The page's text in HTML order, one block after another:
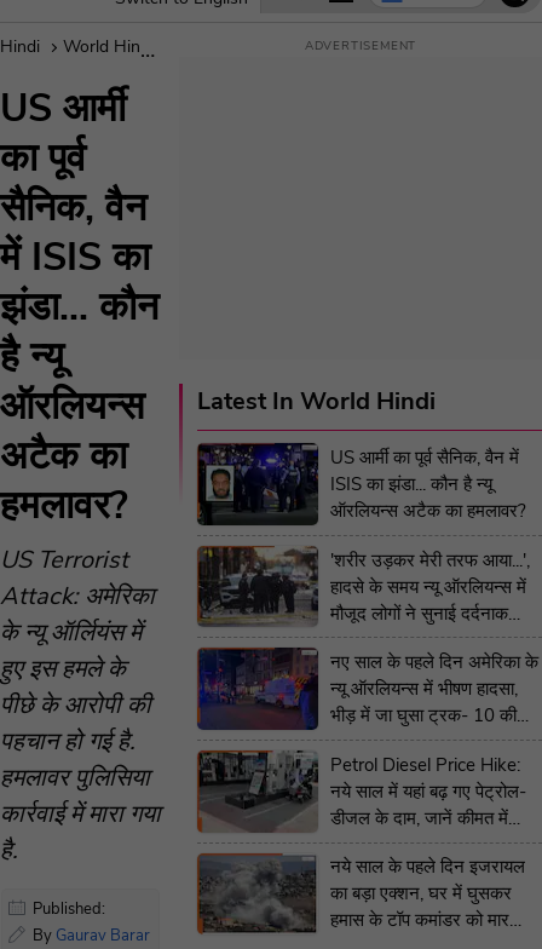
Hindi World Hindi New Orleans Attacker Shamsud Din Jabbar
US आर्मी
का पूर्व
सैनिक, वैन
में ISIS का
झंडा... कौन
है न्यू
ऑरलियन्स
अटैक का
हमलावर?
US Terrorist
Attack: अमेरिका
के न्यू ऑर्लियंस में
हुए इस हमले के
पीछे के आरोपी की
पहचान हो गई है.
हमलावर पुलिसिया
कार्रवाई में मारा गया
है.
Published:
January 2, 2025
By Gaurav Barar
Latest In World Hindi
US आर्मी का पूर्व सैनिक, वैन में
ISIS का झंडा... कौन है न्यू
ऑरलियन्स अटैक का हमलावर?
'शरीर उड़कर मेरी तरफ आया...',
हादसे के समय न्यू ऑरलियन्स में
मौजूद लोगों ने सुनाई दर्दनाक
कहानी
नए साल के पहले दिन अमेरिका के
न्यू ऑरलियन्स में भीषण हादसा,
भीड़ में जा घुसा ट्रक- 10 की
मौत और 30 घायल
Petrol Diesel Price Hike:
नये साल में यहां बढ़ गए पेट्रोल-
डीजल के दाम, जानें कीमत में
कितना हुआ इजाफा
नये साल के पहले दिन इजरायल
का बड़ा एक्शन, घर में घुसकर
हमास के टॉप कमांडर को मार